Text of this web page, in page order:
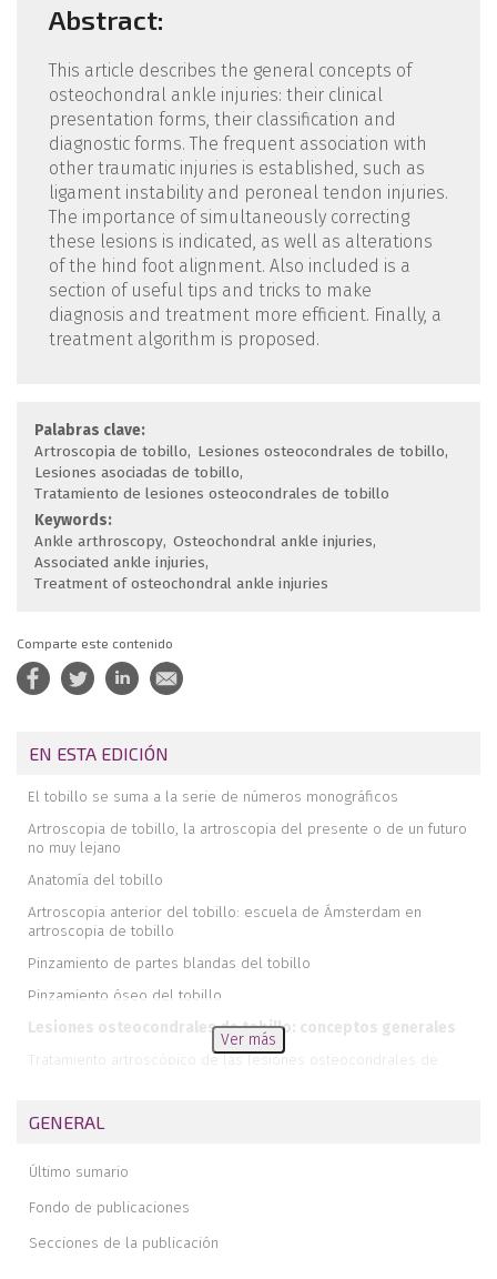
Abstract:
This article describes the general concepts of
osteochondral ankle injuries: their clinical
presentation forms, their classification and
diagnostic forms. The frequent association with
other traumatic injuries is established, such as
ligament instability and peroneal tendon injuries.
The importance of simultaneously correcting
these lesions is indicated, as well as alterations
of the hind foot alignment. Also included is a
section of useful tips and tricks to make
diagnosis and treatment more efficient. Finally, a
treatment algorithm is proposed.
Palabras clave:
Artroscopia de tobillo
Lesiones osteocondrales de tobillo
Lesiones asociadas de tobillo
Tratamiento de lesiones osteocondrales de tobillo
Keywords:
Ankle arthroscopy Osteochondral ankle injuries
Associated ankle injuries
Treatment of osteochondral ankle injuries
Comparte este contenido
EN ESTA EDICIÓN
El tobillo se suma a la serie de números monográficos
Artroscopia de tobillo, la artroscopia del presente o de un futuro
no muy lejano
Anatomía del tobillo
Artroscopia anterior del tobillo: escuela de Ámsterdam en
artroscopia de tobillo
Pinzamiento de partes blandas del tobillo
Pinzamiento óseo del tobillo
Lesiones osteocondrales de tobillo: conceptos generales
Tratamiento artroscópico de las lesiones osteocondrales de
tobillo
Ver más
GENERAL
Último sumario
Fondo de publicaciones
Secciones de la publicación